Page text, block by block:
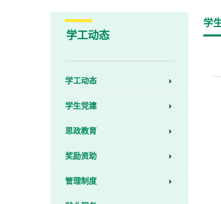
学工动态
学工动态
学生党建
思政教育
奖励资助
管理制度
学